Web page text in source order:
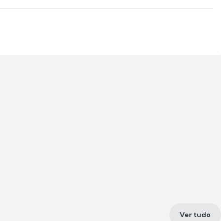
Ver tudo